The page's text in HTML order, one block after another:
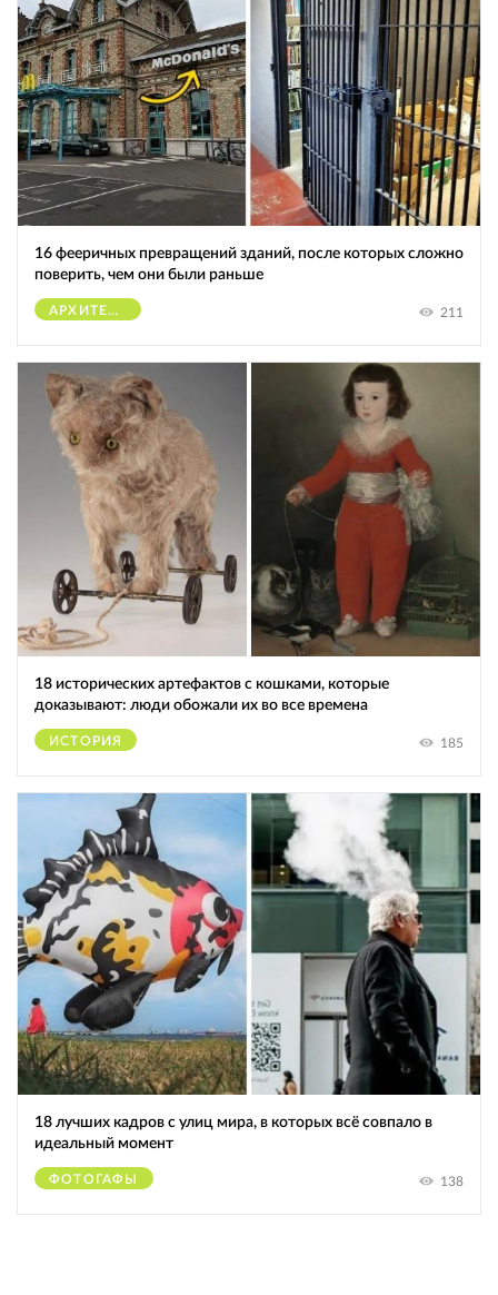
16 фееричных превращений зданий, после которых сложно
поверить, чем они были раньше
АРХИТЕКТУРА 211
18 исторических артефактов с кошками, которые
доказывают: люди обожали их во все времена
ИСТОРИЯ 185
18 лучших кадров с улиц мира, в которых всё совпало в
идеальный момент
ФОТОГАФЫ 138